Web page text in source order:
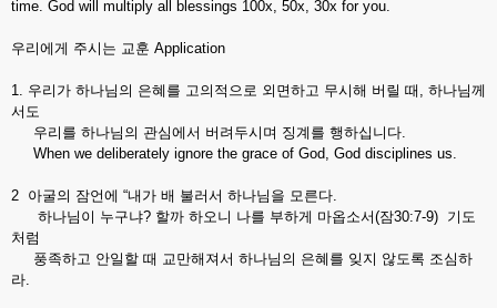
time. God will multiply all blessings 100x, 50x, 30x for you.
우리에게 주시는 교훈 Application
1. 우리가 하나님의 은혜를 고의적으로 외면하고 무시해 버릴 때, 하나님께
서도
우리를 하나님의 관심에서 버려두시며 징계를 행하십니다.
When we deliberately ignore the grace of God, God disciplines us.
2 아굴의 잠언에 “내가 배 불러서 하나님을 모른다.
하나님이 누구냐? 할까 하오니 나를 부하게 마옵소서(잠30:7-9) 기도
처럼
풍족하고 안일할 때 교만해져서 하나님의 은혜를 잊지 않도록 조심하
라.